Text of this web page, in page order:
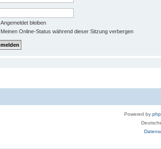
Angemeldet bleiben
Meinen Online-Status während dieser Sitzung verbergen
Powered by